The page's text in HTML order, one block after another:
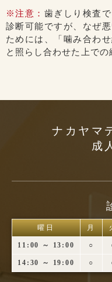
※注意： 歯ぎしり検査
診断可能ですが、なぜ
ためには、「噛み合わ
と照らし合わせた上での
ナカヤマ
成
曜日 月
11:00 ～ 13:00 ○
14:30 ～ 19:00 ○